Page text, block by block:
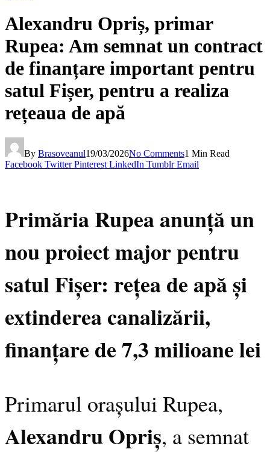
Alexandru Opriș, primar
Rupea: Am semnat un contract
de finanțare important pentru
satul Fișer, pentru a realiza
rețeaua de apă
By Brasoveanul19/03/2026No Comments1 Min Read
Facebook Twitter Pinterest LinkedIn Tumblr Email
Primăria Rupea anunță un
nou proiect major pentru
satul Fișer: rețea de apă și
extinderea canalizării,
finanțare de 7,3 milioane lei
Primarul orașului Rupea,
Alexandru Opriș, a semnat